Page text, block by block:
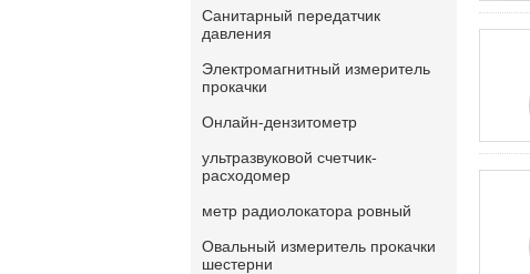
Санитарный передатчик
давления
Электромагнитный измеритель
прокачки
Онлайн-дензитометр
ультразвуковой счетчик-
расходомер
метр радиолокатора ровный
Овальный измеритель прокачки
шестерни